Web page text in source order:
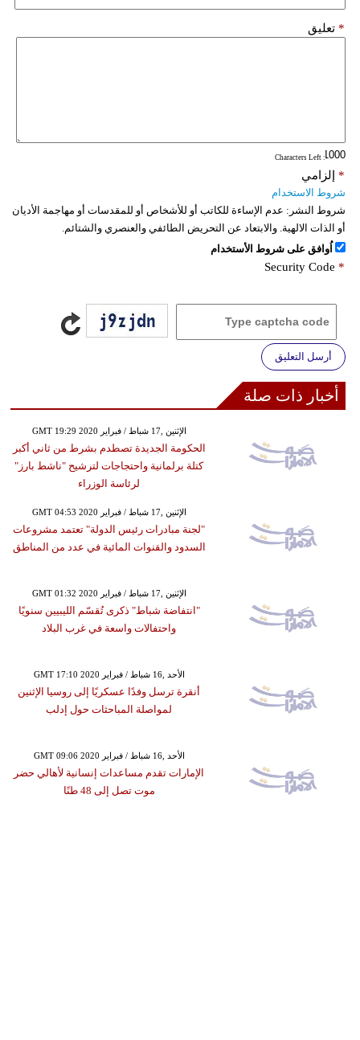
تعليق *
: Characters Left
إلزامي *
شروط الاستخدام
شروط النشر: عدم الإساءة للكاتب أو للأشخاص أو للمقدسات أو مهاجمة الأديان
أو الذات الالهية. والابتعاد عن التحريض الطائفي والعنصري والشتائم.
اُوافق على شروط الأستخدام
Security Code *
أرسل التعليق
أخبار ذات صلة
GMT 19:29 2020 الإثنين ,17 شباط / فبراير
الحكومة الجديدة تصطدم بشرط من ثاني أكبر
كتلة برلمانية واحتجاجات لترشيح "ناشط بارز"
لرئاسة الوزراء
GMT 04:53 2020 الإثنين ,17 شباط / فبراير
"لجنة مبادرات رئيس الدولة" تعتمد مشروعات
السدود والقنوات المائية في عدد من المناطق
GMT 01:32 2020 الإثنين ,17 شباط / فبراير
"انتفاضة شباط" ذكرى تُقسّم الليبيين سنويًا
واحتفالات واسعة في غرب البلاد
GMT 17:10 2020 الأحد ,16 شباط / فبراير
أنقرة ترسل وفدًا عسكريًا إلى روسيا الإثنين
لمواصلة المباحثات حول إدلب
GMT 09:06 2020 الأحد ,16 شباط / فبراير
الإمارات تقدم مساعدات إنسانية لأهالي حضر
موت تصل إلى 48 طنًا